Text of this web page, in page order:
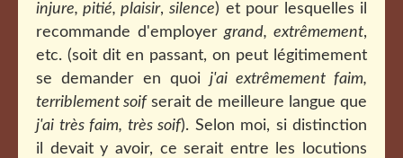
injure, pitié, plaisir,silence) et pour lesquelles il
recommande d'employergrand, extrêmement,
etc. (soit dit en passant, on peut légitimement
se demander en quoi j'ai extrêmement faim,
terriblement soif serait de meilleure langue que
j'ai très faim, très soif). Selon moi, si distinction
il devait y avoir, ce serait entre les locutions